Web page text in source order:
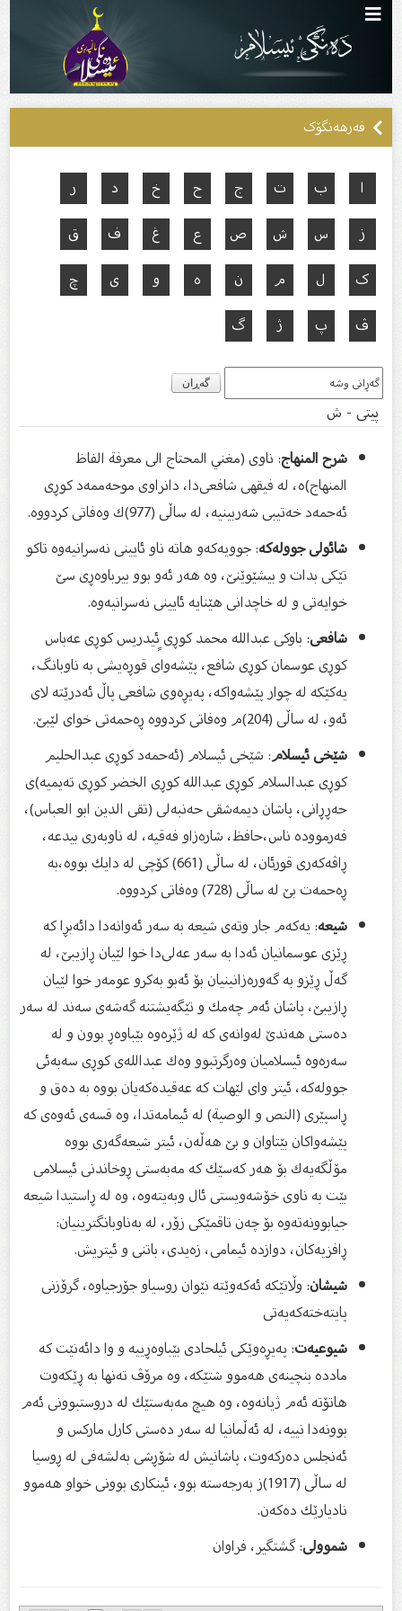
فەرهەنگۆک
ا ب ت ج ح خ د
ر
ز
س ش ص ع غ ف
ق
ک
ل م ن ه و ی
چ
ڤ
پ ژ گ
پیتی - ش
شرح المنهاج‌: ناوی (مغني المحتاج الى معرفة الفاظ
المنهاج)ه‌، له‌ فیقهی شافعی‌دا، دانراوی موحه‌ممه‌د كوڕی
ئه‌حمه‌د خه‌تیبی شه‌ربینیه‌، له‌ ساڵی (977)ك وه‌فاتی كردووه‌.
شائولی جووله‌كه‌: جوویه‌كه‌و هاته‌ ناو ئایینی نه‌سرانیه‌وه‌ تاكو
تێكی بدات و بیشێوێنێ، وه‌ هه‌ر ئه‌و بوو بیرباوه‌ڕی سێ
خوایه‌تی و له‌ خاچدانی هێنایه‌ ئایینی نه‌سرانیه‌وه‌.
شافعی: باوكی عبدالله محمد كوڕی ٍئیدریس كوڕی عه‌باس
كوڕی عوسمان كوڕی شافع، پێشه‌وای قوڕه‌یشی به‌ ناوبانگ،
یه‌كێكه‌ له‌ چوار پێشه‌واكه‌، په‌یڕه‌وی شافعی پاڵ ئه‌درێته‌ لای
ئه‌و، له‌ ساڵی (204)م وه‌فاتی كردووه‌ ڕه‌حمه‌تی خوای لێبێ.
شێخی ئیسلام: شێخی ئیسلام (ئه‌حمه‌د كوڕی عبدالحلیم
كوڕی عبدالسلام كوڕی عبدالله كوڕی الخضر كوڕی ته‌یمیه)‌ی
حه‌ڕ‌ڕانی، پاشان دیمه‌شقی حه‌نبه‌لی (تقی الدین ابو العباس)،
فه‌رمووده‌ ناس،حافظ، شاره‌زاو فه‌قیه، له‌ ناوبه‌ری بیدعه‌،
ڕاڤه‌كه‌ری قور‌ئان، له‌ ساڵی (661) كۆچی له‌ دایك بووه‌،به‌
ڕه‌حمه‌ت بێ له‌ ساڵی (728) وه‌فاتی كردووه‌.
شیعه‌: یه‌كه‌م جار وته‌ی شیعه‌ به‌ سه‌ر ئه‌وانه‌دا دائه‌بڕا كه‌
ڕێزی عوسمانیان ئه‌دا به‌ سه‌ر عه‌لی‌دا خوا لێیان ڕازیبێ، له‌
گه‌ڵ ڕێزو به‌ گه‌وره‌زانینیان بۆ ئه‌بو به‌كرو عومه‌ر خوا لێیان
ڕازیبێ، پاشان ئه‌م چه‌مك و تێگه‌یشتنه‌ گه‌شه‌ی سه‌ند له‌ سه‌ر
ده‌ستی هه‌ندێ له‌وانه‌ی كه‌ له‌ ژێره‌وه‌ بێباوه‌ڕ بوون و له‌
سه‌ره‌وه‌ ئیسلامیان وه‌رگرتبوو وه‌ك عبدالله‌ی كوڕی سه‌به‌ئی
جووله‌كه‌، ئیتر وای لێهات كه‌ عه‌قیده‌كه‌یان بووه‌ به‌ ده‌ق و
ڕاسپێری (النص و الوصیة) له‌ ئیمامه‌تدا، وه‌ قسه‌ی ئه‌وه‌ی كه‌
پێشه‌واكان بێتاوان و بێ هه‌ڵه‌ن، ئیتر شیعه‌گه‌ری بووه‌
مۆڵگه‌یه‌ك بۆ هه‌ر كه‌سێك كه‌ مه‌به‌ستی ڕوخاندنی ئیسلامی
بێت به‌ ناوی خۆشه‌ویستی ئال وبه‌یته‌وه‌، وه‌ له‌ ڕاستیدا شیعه‌
جیابوونه‌ته‌وه‌ بۆ چه‌ن تاقمێكی زۆر، له‌ به‌ناوبانگترینیان:
ڕافزیه‌كان، دوازده‌ ئیمامی، زه‌یدی، باتنی و ئیتریش.
شیشان: وڵاتێكه‌ ئه‌كه‌وێته‌ نێوان روسیاو جۆرجیاوه‌، گرۆزنی
پایته‌خته‌كه‌یه‌تی
شیوعیه‌ت: په‌یڕه‌وێكی ئیلحادی بێباوه‌ڕیيه‌ و وا دائه‌نێت كه‌
مادده‌ بنچینه‌ی هه‌موو شتێكه‌، وه‌ مرۆڤ ته‌نها به‌ ڕێكه‌وت
هاتۆته‌ ئه‌م ژیانه‌وه‌، وه‌ هیچ مه‌به‌ستێك له‌ دروستبوونی ئه‌م
بوونه‌دا نیيه‌، له‌ ئه‌ڵمانیا له‌ سه‌ر ده‌ستی كارل ماركس و
ئه‌نجلس ده‌ركه‌وت، پاشانیش له‌ شۆڕشی به‌لشه‌فی له‌ ڕ‌وسیا
له‌ ساڵی (1917)ز به‌رجه‌سته‌ بوو، ئینكاری بوونی خواو هه‌موو
نادیارێك ده‌كه‌ن.
شموولی: گشتگیر، فراوان